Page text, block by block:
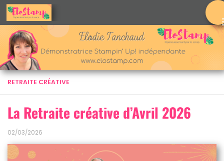
Skip to content
RETRAITE CRÉATIVE
La Retraite créative d’Avril 2026
02/03/2026